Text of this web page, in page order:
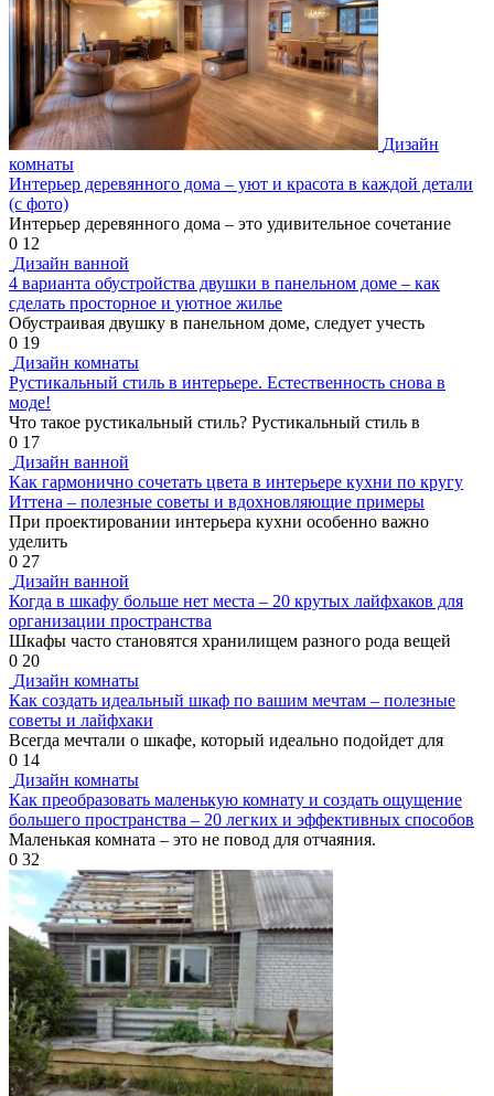
Дизайн
комнаты
Интерьер деревянного дома – уют и красота в каждой детали
(с фото)
Интерьер деревянного дома – это удивительное сочетание
0 12
Дизайн ванной
4 варианта обустройства двушки в панельном доме – как
сделать просторное и уютное жилье
Обустраивая двушку в панельном доме, следует учесть
0 19
Дизайн комнаты
Рустикальный стиль в интерьере. Естественность снова в
моде!
Что такое рустикальный стиль? Рустикальный стиль в
0 17
Дизайн ванной
Как гармонично сочетать цвета в интерьере кухни по кругу
Иттена – полезные советы и вдохновляющие примеры
При проектировании интерьера кухни особенно важно
уделить
0 27
Дизайн ванной
Когда в шкафу больше нет места – 20 крутых лайфхаков для
организации пространства
Шкафы часто становятся хранилищем разного рода вещей
0 20
Дизайн комнаты
Как создать идеальный шкаф по вашим мечтам – полезные
советы и лайфхаки
Всегда мечтали о шкафе, который идеально подойдет для
0 14
Дизайн комнаты
Как преобразовать маленькую комнату и создать ощущение
большего пространства – 20 легких и эффективных способов
Маленькая комната – это не повод для отчаяния.
0 32